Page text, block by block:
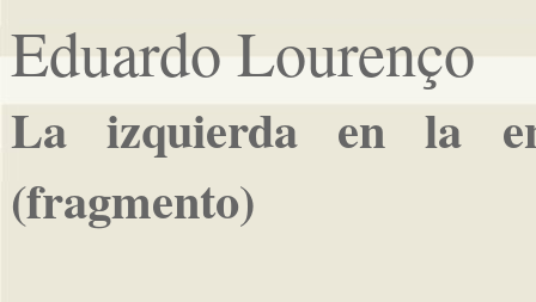
Eduardo Lourenço
La izquierda en la
(fragmento)